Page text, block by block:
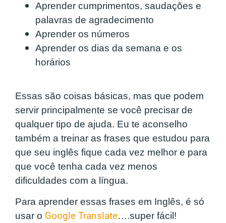
Aprender cumprimentos, saudações e
palavras de agradecimento
Aprender os números
Aprender os dias da semana e os
horários
Essas são coisas básicas, mas que podem
servir principalmente se você precisar de
qualquer tipo de ajuda. Eu te aconselho
também a treinar as frases que estudou para
que seu inglês fique cada vez melhor e para
que você tenha cada vez menos
dificuldades com a língua.
Para aprender essas frases em Inglês, é só
usar o Google Translate….super fácil!